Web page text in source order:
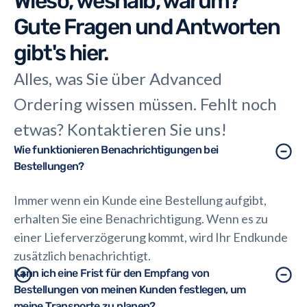
Gute Fragen und Antworten
gibt's hier.
Alles, was Sie über Advanced
Ordering wissen müssen. Fehlt noch
etwas? Kontaktieren Sie uns!
Wie funktionieren Benachrichtigungen bei
Bestellungen?
Immer wenn ein Kunde eine Bestellung aufgibt,
erhalten Sie eine Benachrichtigung. Wenn es zu
einer Lieferverzögerung kommt, wird Ihr Endkunde
zusätzlich benachrichtigt.
Kann ich eine Frist für den Empfang von
Bestellungen von meinen Kunden festlegen, um